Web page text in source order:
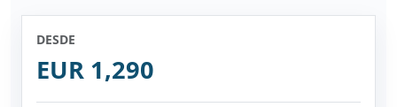
DESDE
EUR 1,290